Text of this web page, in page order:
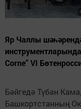
Яр Чаллы
Corne” VI
Бәйгедә Түбән
Башкортстанның